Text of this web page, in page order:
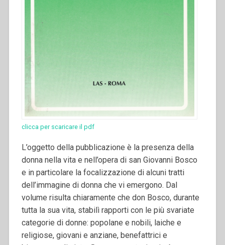
clicca per scaricare il pdf
L’oggetto della pubblicazione è la presenza della
donna nella vita e nell’opera di san Giovanni Bosco
e in particolare la focalizzazione di alcuni tratti
dell’immagine di donna che vi emergono. Dal
volume risulta chiaramente che don Bosco, durante
tutta la sua vita, stabilì rapporti con le più svariate
categorie di donne: popolane e nobili, laiche e
religiose, giovani e anziane, benefattrici e